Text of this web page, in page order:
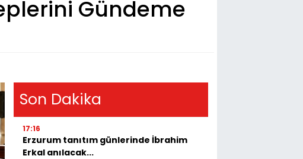
Gündeme
Son Dakika
17:16
Erzurum tanıtım günlerinde İbrahim
Erkal anılacak...